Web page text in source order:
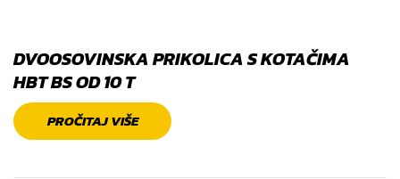
DVOOSOVINSKA PRIKOLICA S KOTAČIMA
HBT BS OD 10 T
PROČITAJ VIŠE